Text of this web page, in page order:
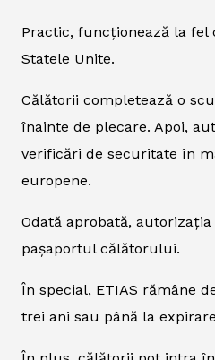
Practic, funcționează la fel
Statele Unite.
Călătorii completează o
înainte de plecare. Apoi,
verificări de securitate în
europene.
Odată aprobată,
pașaportul călătorului.
În special, ETIAS rămâne
trei ani sau până la